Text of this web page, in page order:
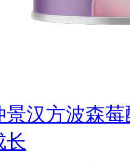
景汉方波森
长